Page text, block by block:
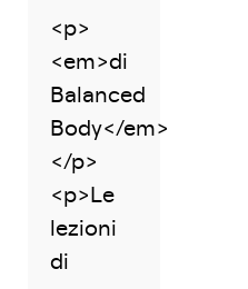
<p>
<em>di
Balanced
Body</em>
</p>
<p>Le
lezioni
di